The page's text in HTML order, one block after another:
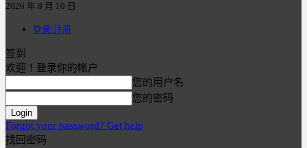
2026 年 8 月 10 日
登录/注册
签到
欢迎！登录你的帐户
您的用户名
您的密码
Forgot your password? Get help
找回密码